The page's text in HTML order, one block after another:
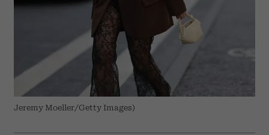
Jeremy Moeller/Getty Images)